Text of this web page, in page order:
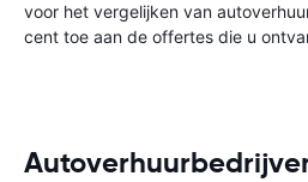
voor het vergelijken van
cent toe aan de offertes die u